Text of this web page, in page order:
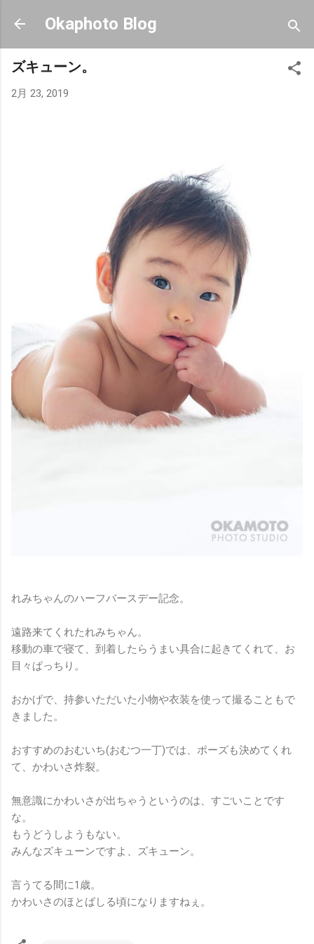
スキップしてメイン コンテンツに移動
Okaphoto Blog
ズキューン。
2月 23, 2019
れみちゃんのハーフバースデー記念。
遠路来てくれたれみちゃん。
移動の車で寝て、到着したらうまい具合に起きてくれて、お
目々ぱっちり。
おかげで、持参いただいた小物や衣装を使って撮ることもで
きました。
おすすめのおむいち(おむつ一丁)では、ポーズも決めてくれ
て、かわいさ炸裂。
無意識にかわいさが出ちゃうというのは、すごいことです
な。
もうどうしようもない。
みんなズキューンですよ、ズキューン。
言うてる間に1歳。
かわいさのほとばしる頃になりますねぇ。